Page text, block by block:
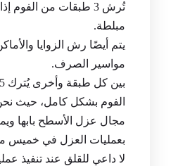
تُرش 3 طبقات من الفوم
مبلطة.
يتم أيضًا رش الزوايا
مواسير الصرف.
الفوم بشكل كامل، حيث
مجال عزل الأسطح بابها
بعمليات العزل في خميس
لا داعي للقلق عند تنفيذ